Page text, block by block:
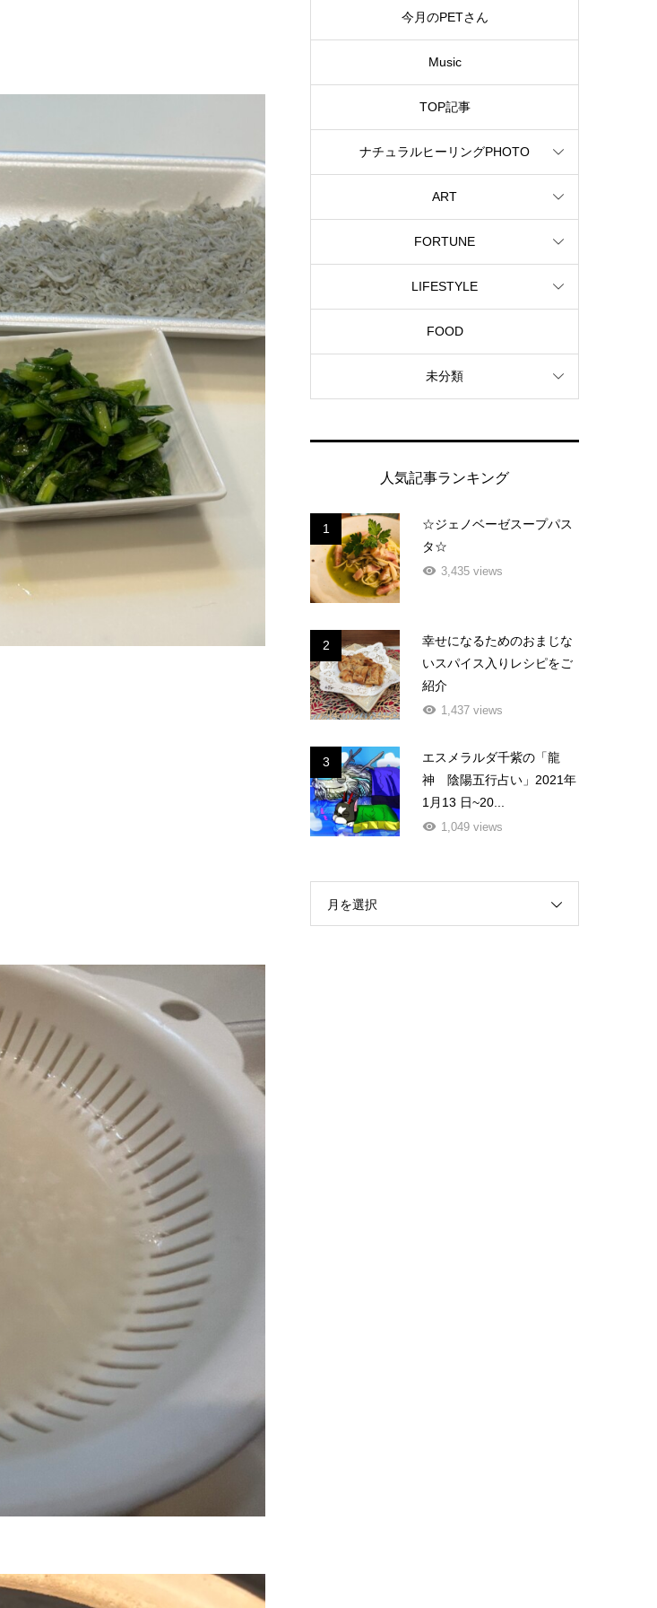
今月のPETさん
Music
TOP記事
ナチュラルヒーリングPHOTO
ART
FORTUNE
LIFESTYLE
FOOD
未分類
人気記事ランキング
1
☆ジェノベーゼスープパス
タ☆
3,435 views
2
幸せになるためのおまじな
いスパイス入りレシピをご
紹介
1,437 views
3
エスメラルダ千紫の「龍
神 陰陽五行占い」2021年
1月13 日~20...
1,049 views
月を選択